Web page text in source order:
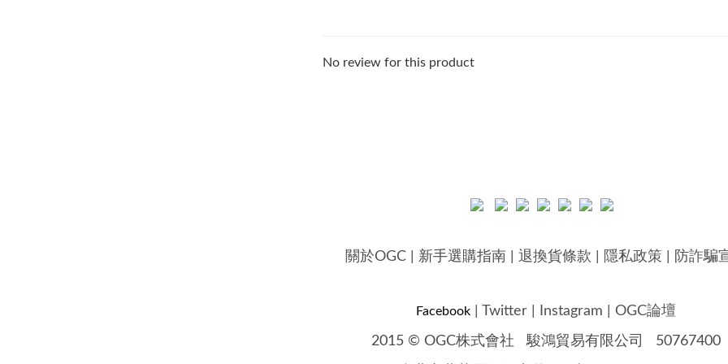
No review for this product
關於OGC| 新手選購指南| 退換貨條款 隱私政策 防詐騙
Facebook Twitter Instagram OGC論壇
2015 © OGC株式會社駿鴻貿易有限公司 50767400